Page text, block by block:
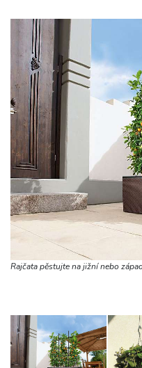
Rajčata pěstujte na jižní nebo